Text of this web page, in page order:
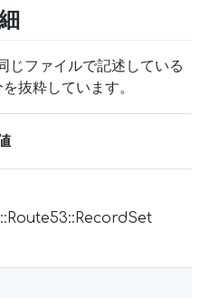
ファイルで記述している
抜粋しています。